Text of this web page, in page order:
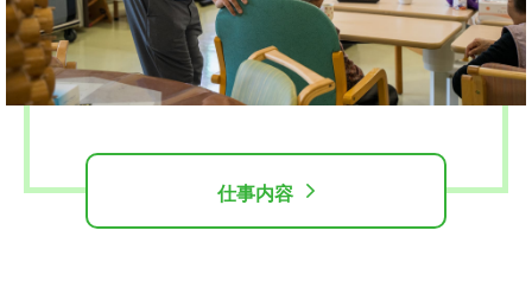
仕事内容